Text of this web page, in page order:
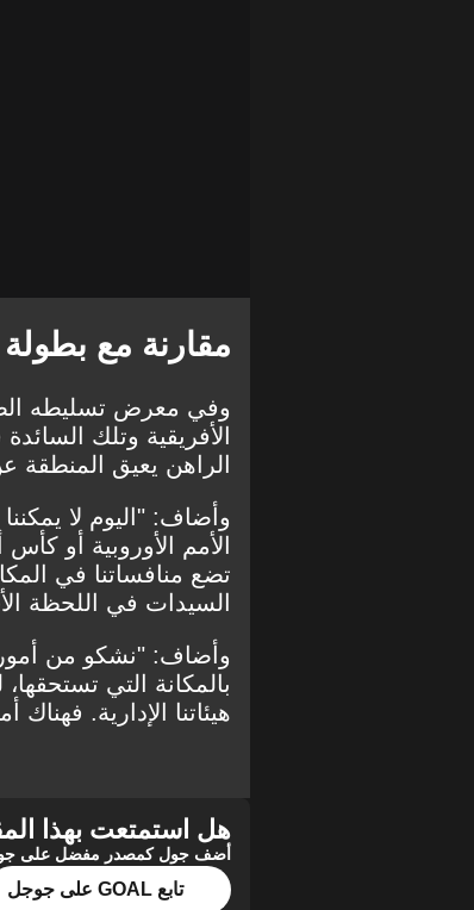
مقارنة مع بطولة
وفي معرض تسليطه
الأفريقية وتلك
الراهن يعيق المنطقة
وأضاف: "اليوم لا
الأمم الأوروبية أو كأس
تضع منافساتنا في
السيدات في اللحظة
وأضاف: "نشكو من أمور
بالمكانة التي
هيئاتنا الإدارية.
هل استمتعت بهذا
أضف جول كمصدر مفضل على جوجل
تابع GOAL على جوجل